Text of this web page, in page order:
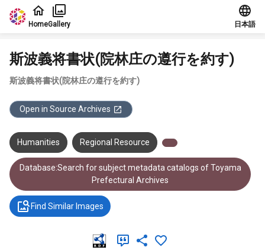
Jump to main content
HomeGallery 日本語
斯波義将書状(院林庄の遵行を約す)
斯波義将書状(院林庄の遵行を約す)
Open in Source Archives
Humanities Regional Resource
Database:Search for subject metadata catalogs of Toyama
Prefectural Archives
Find Similar Images